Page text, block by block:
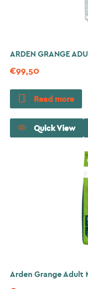
ARDEN GRANGE
€99,50
Read more
Quick View
Arden Grange Adult